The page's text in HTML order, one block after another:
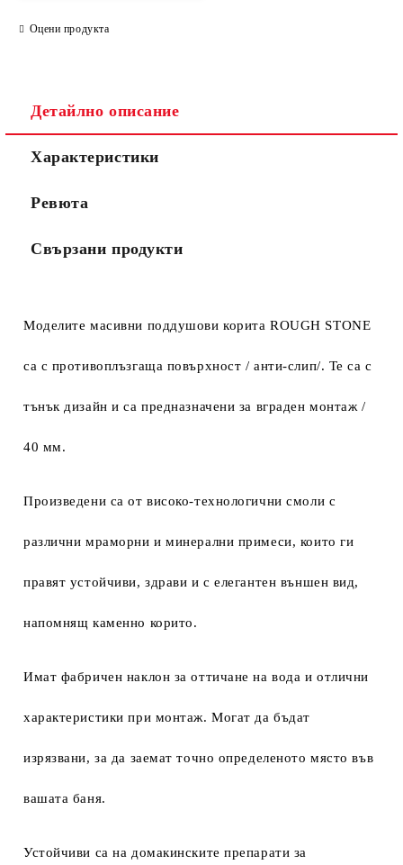
Оцени продукта
Детайлно описание
Характеристики
Ревюта
Свързани продукти
Моделите масивни поддушови корита ROUGH STONE
са с противоплъзгаща повърхност / анти-слип/. Те са с
тънък дизайн и са предназначени за вграден монтаж /
40 мм.
Произведени са от високо-технологични смоли с
различни мраморни и минерални примеси, които ги
правят устойчиви, здрави и с елегантен външен вид,
напомнящ каменно корито.
Имат фабричен наклон за оттичане на вода и отлични
характеристики при монтаж. Могат да бъдат
изрязвани, за да заемат точно определеното място във
вашата баня.
Устойчиви са на домакинските препарати за